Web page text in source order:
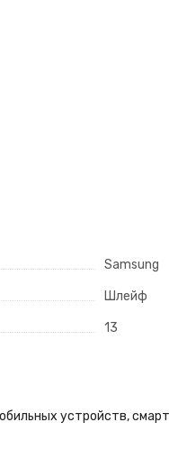
Samsung
Шлейф
13
устройств,